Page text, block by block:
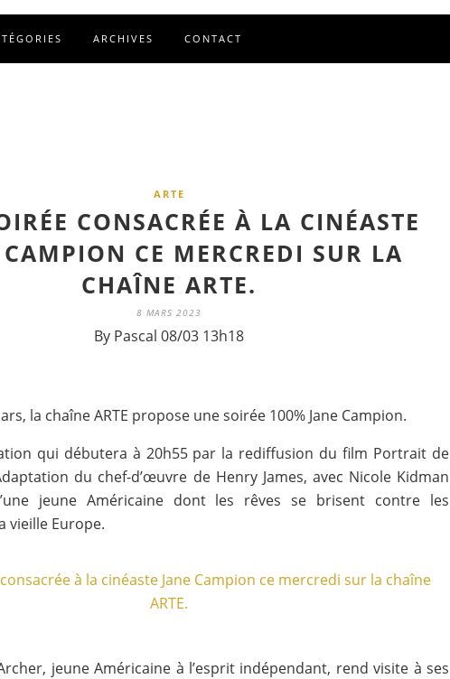
ARCHIVES CONTACT
ARTE
CONSACRÉE À LA CINÉASTE
CAMPION CE MERCREDI SUR LA
CHAÎNE ARTE.
8 MARS 2023
By Pascal 08/03 13h18
la chaîne ARTE propose une soirée 100% Jane Campion.
qui débutera à 20h55 par la rediffusion du film Portrait de
du chef-d’œuvre de Henry James, avec Nicole Kidman
jeune Américaine dont les rêves se brisent contre les
vieille Europe.
jeune Américaine à l’esprit indépendant, rend visite à ses